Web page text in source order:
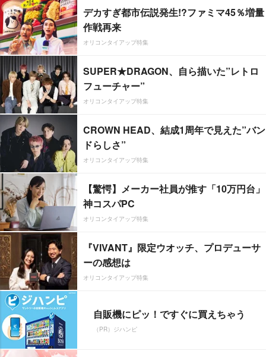
デカすぎ都市伝説発生!?ファミマ45％増量
作戦再来
オリコンタイアップ特集
SUPER★DRAGON、自ら描いた”レトロ
フューチャー”
オリコンタイアップ特集
CROWN HEAD、結成1周年で見えた”バン
ドらしさ”
オリコンタイアップ特集
【驚愕】メーカー社員が推す「10万円台」
神コスパPC
オリコンタイアップ特集
『VIVANT』限定ウオッチ、プロデューサ
ーの感想は
オリコンタイアップ特集
自販機にピッ！ですぐに買えちゃう
（PR）ジハンピ